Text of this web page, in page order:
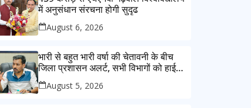
में अनुसंधान संरचना होगी सुदृढ
August 6, 2026
भारी से बहुत भारी वर्षा की चेतावनी के बीच
जिला प्रशासन अलर्ट, सभी विभागों को हाई
अलर्ट पर रहने के निर्देश
August 5, 2026